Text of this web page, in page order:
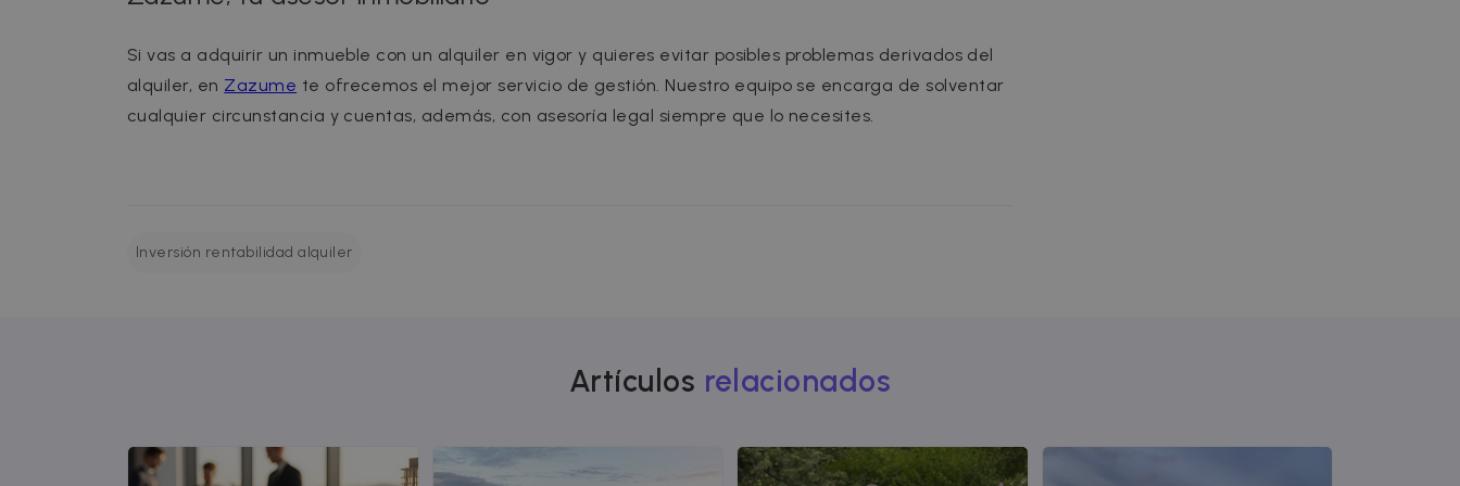
Si vas a adquirir un inmueble con un alquiler en vigor y quieres evitar posibles problemas derivados del
alquiler, en Zazume te ofrecemos el mejor servicio de gestión. Nuestro equipo se encarga de solventar
cualquier circunstancia y cuentas, además, con asesoría legal siempre que lo necesites.
Inversión rentabilidad alquiler
Artículos relacionados
Inc.